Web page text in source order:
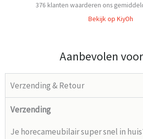
376 klanten waarderen ons
Bekijk op KiyOh
Aanbevolen
Verzending & Retour
Verzending
Je horecameubilair super snel in